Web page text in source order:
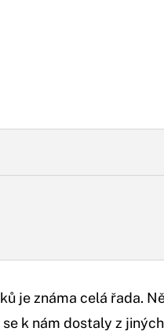
je známa celá řada.
k nám dostaly z